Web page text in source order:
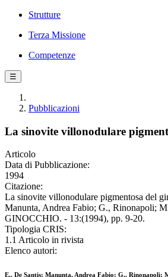
Strutture
Terza Missione
Competenze
☰
Pubblicazioni
La sinovite villonodulare
Articolo
Data di Pubblicazione:
1994
Citazione:
La sinovite villonodulare pigmentosa del
Manunta, Andrea Fabio; G., Rinonapoli;
GINOCCHIO. - 13:(1994), pp. 9-20.
Tipologia CRIS:
1.1 Articolo in rivista
Elenco autori:
E., De Santis; Manunta, Andrea Fabio; G., Rinonapoli;